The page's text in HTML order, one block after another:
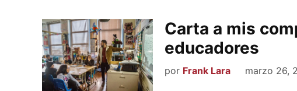
Carta a mis
educadores
por Frank Lara marzo 26,